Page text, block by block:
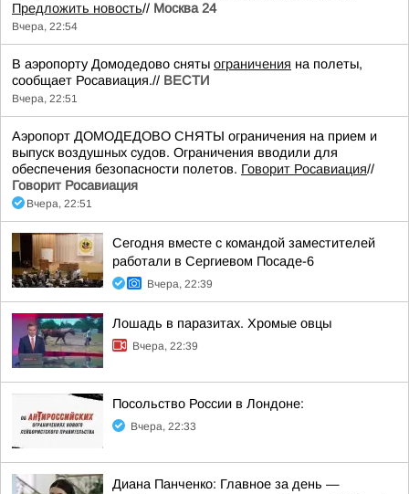
Предложить новость// Москва 24
Вчера, 22:54
В аэропорту Домодедово сняты ограничения на полеты,
сообщает Росавиация.// ВЕСТИ
Вчера, 22:51
Аэропорт ДОМОДЕДОВО СНЯТЫ ограничения на прием и
выпуск воздушных судов. Ограничения вводили для
обеспечения безопасности полетов. Говорит Росавиация//
Говорит Росавиация
Вчера, 22:51
Сегодня вместе с командой заместителей
работали в Сергиевом Посаде-6
Вчера, 22:39
Лошадь в паразитах. Хромые овцы
Вчера, 22:39
Посольство России в Лондоне:
Вчера, 22:33
Диана Панченко: Главное за день —